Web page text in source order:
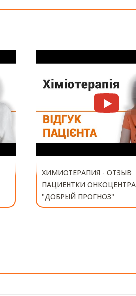
ХИМИОТЕРАПИЯ - ОТЗЫВ
ПАЦИЕНТКИ ОНКОЦЕНТРА
"ДОБРЫЙ ПРОГНОЗ"